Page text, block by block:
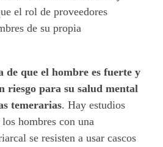
el rol de proveedores
de su propia
de que el hombre es fuerte y
riesgo para su salud mental
temerarias. Hay estudios
hombres con una
se resisten a usar cascos